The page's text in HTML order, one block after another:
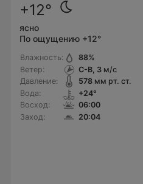
+12°
ясно
По ощущению +12°
Влажность:
Ветер:
Давление:
Вода:
Восход:
Заход:
88%
С-В, 3м/с
578мм рт. ст.
+24°
06:00
20:04